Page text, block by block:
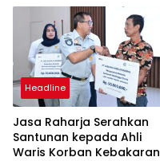
Headline
Jasa Raharja Serahkan
Santunan kepada Ahli
Waris Korban Kebakaran